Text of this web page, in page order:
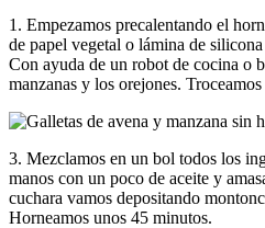
1. Empezamos precalentando el
de papel vegetal o lámina de
Con ayuda de un robot de cocina o
manzanas y los orejones. Troceamos
3. Mezclamos en un bol todos los
manos con un poco de aceite y
cuchara vamos depositando
Horneamos unos 45 minutos.